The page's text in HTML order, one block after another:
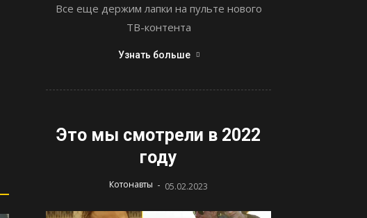
Все еще держим лапки на пульте нового
ТВ-контента
Узнать больше
Это мы смотрели в 2022
году
Котонавты - 05.02.2023